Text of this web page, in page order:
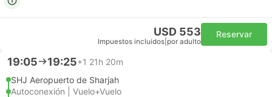
USD 553
Impuestos incluidos por adulto
Reservar
19:05 19:25+1 21h 20m
SHJ Aeropuerto de Sharjah
Autoconexión | Vuelo+Vuelo